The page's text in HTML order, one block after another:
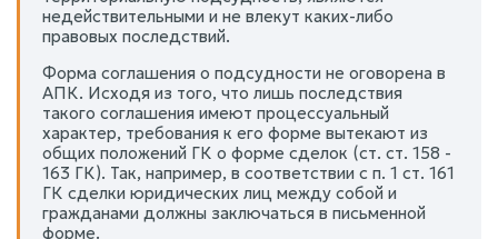
недействительными и не влекут каких-либо
правовых последствий.
Форма соглашения о подсудности не оговорена в
АПК. Исходя из того, что лишь последствия
такого соглашения имеют процессуальный
характер, требования к его форме вытекают из
общих положений ГК о форме сделок (ст. ст. 158 -
163 ГК). Так, например, в соответствии с п. 1 ст. 161
ГК сделки юридических лиц между собой и
гражданами должны заключаться в письменной
форме.